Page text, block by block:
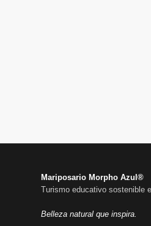
Mariposario Morpho Azul®
Turismo educativo sostenible
Belleza natural que inspira.